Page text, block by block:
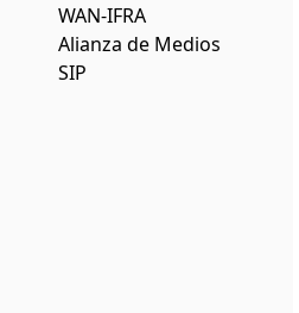
WAN-IFRA
Alianza de Medios
SIP